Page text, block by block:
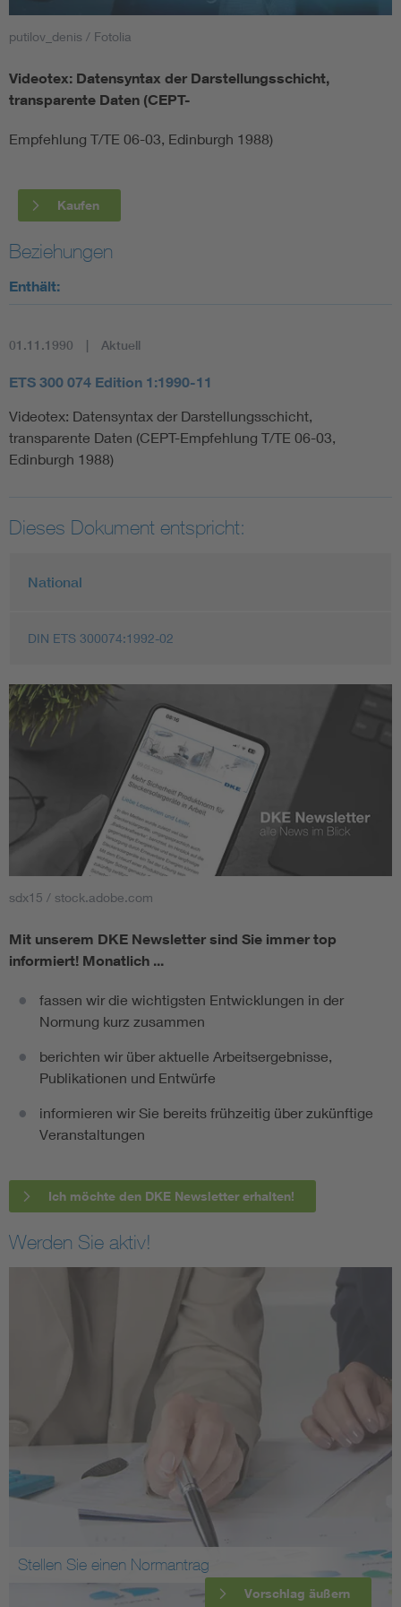
Smart Cities
DKE Fachinformationen im Kontext der Normung
Blitzschutz: DIN EN 62305 in der Übersicht
DIN VDE 0100 für sichere Elektroinstallationen
Elektrofachkraft (EFK)
putilov_denis / Fotolia
Videotex: Datensyntax der Darstellungsschicht,
transparente Daten (CEPT-
Empfehlung T/TE 06-03, Edinburgh 1988)
Kaufen
Beziehungen
Enthält:
01.11.1990 Aktuell
ETS 300 074 Edition 1:1990-11
Videotex: Datensyntax der Darstellungsschicht,
transparente Daten (CEPT-Empfehlung T/TE 06-03,
Edinburgh 1988)
Dieses Dokument entspricht:
National
DIN ETS 300074:1992-02
sdx15 / stock.adobe.com
Mit unserem DKE Newsletter sind Sie immer top
informiert! Monatlich ...
fassen wir die wichtigsten Entwicklungen in der
Normung kurz zusammen
berichten wir über aktuelle Arbeitsergebnisse,
Publikationen und Entwürfe
informieren wir Sie bereits frühzeitig über zukünftige
Veranstaltungen
Ich möchte den DKE Newsletter erhalten!
Werden Sie aktiv!
Stellen Sie einen Normantrag
Vorschlag äußern